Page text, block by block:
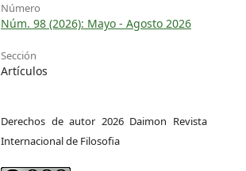
Número
Núm. 98 (2026): Mayo - Agosto 2026
Sección
Artículos
Derechos de autor 2026 Daimon Revista
Internacional de Filosofia